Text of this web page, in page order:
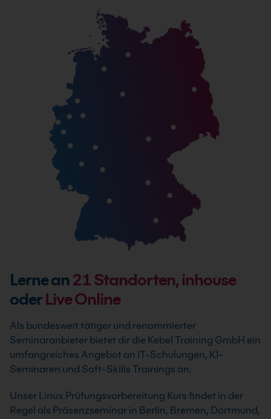
Lerne an 21Standorten, inhouse
oderLive Online
Als bundesweit tätiger und renommierter
Seminaranbieter bietet dir die Kebel Training GmbH ein
umfangreiches Angebot an IT-Schulungen, KI-
Seminaren und Soft-Skills Trainings an.
Unser Linux Prüfungsvorbereitung Kurs findet in der
Regel als Präsenzseminar in Berlin, Bremen, Dortmund,